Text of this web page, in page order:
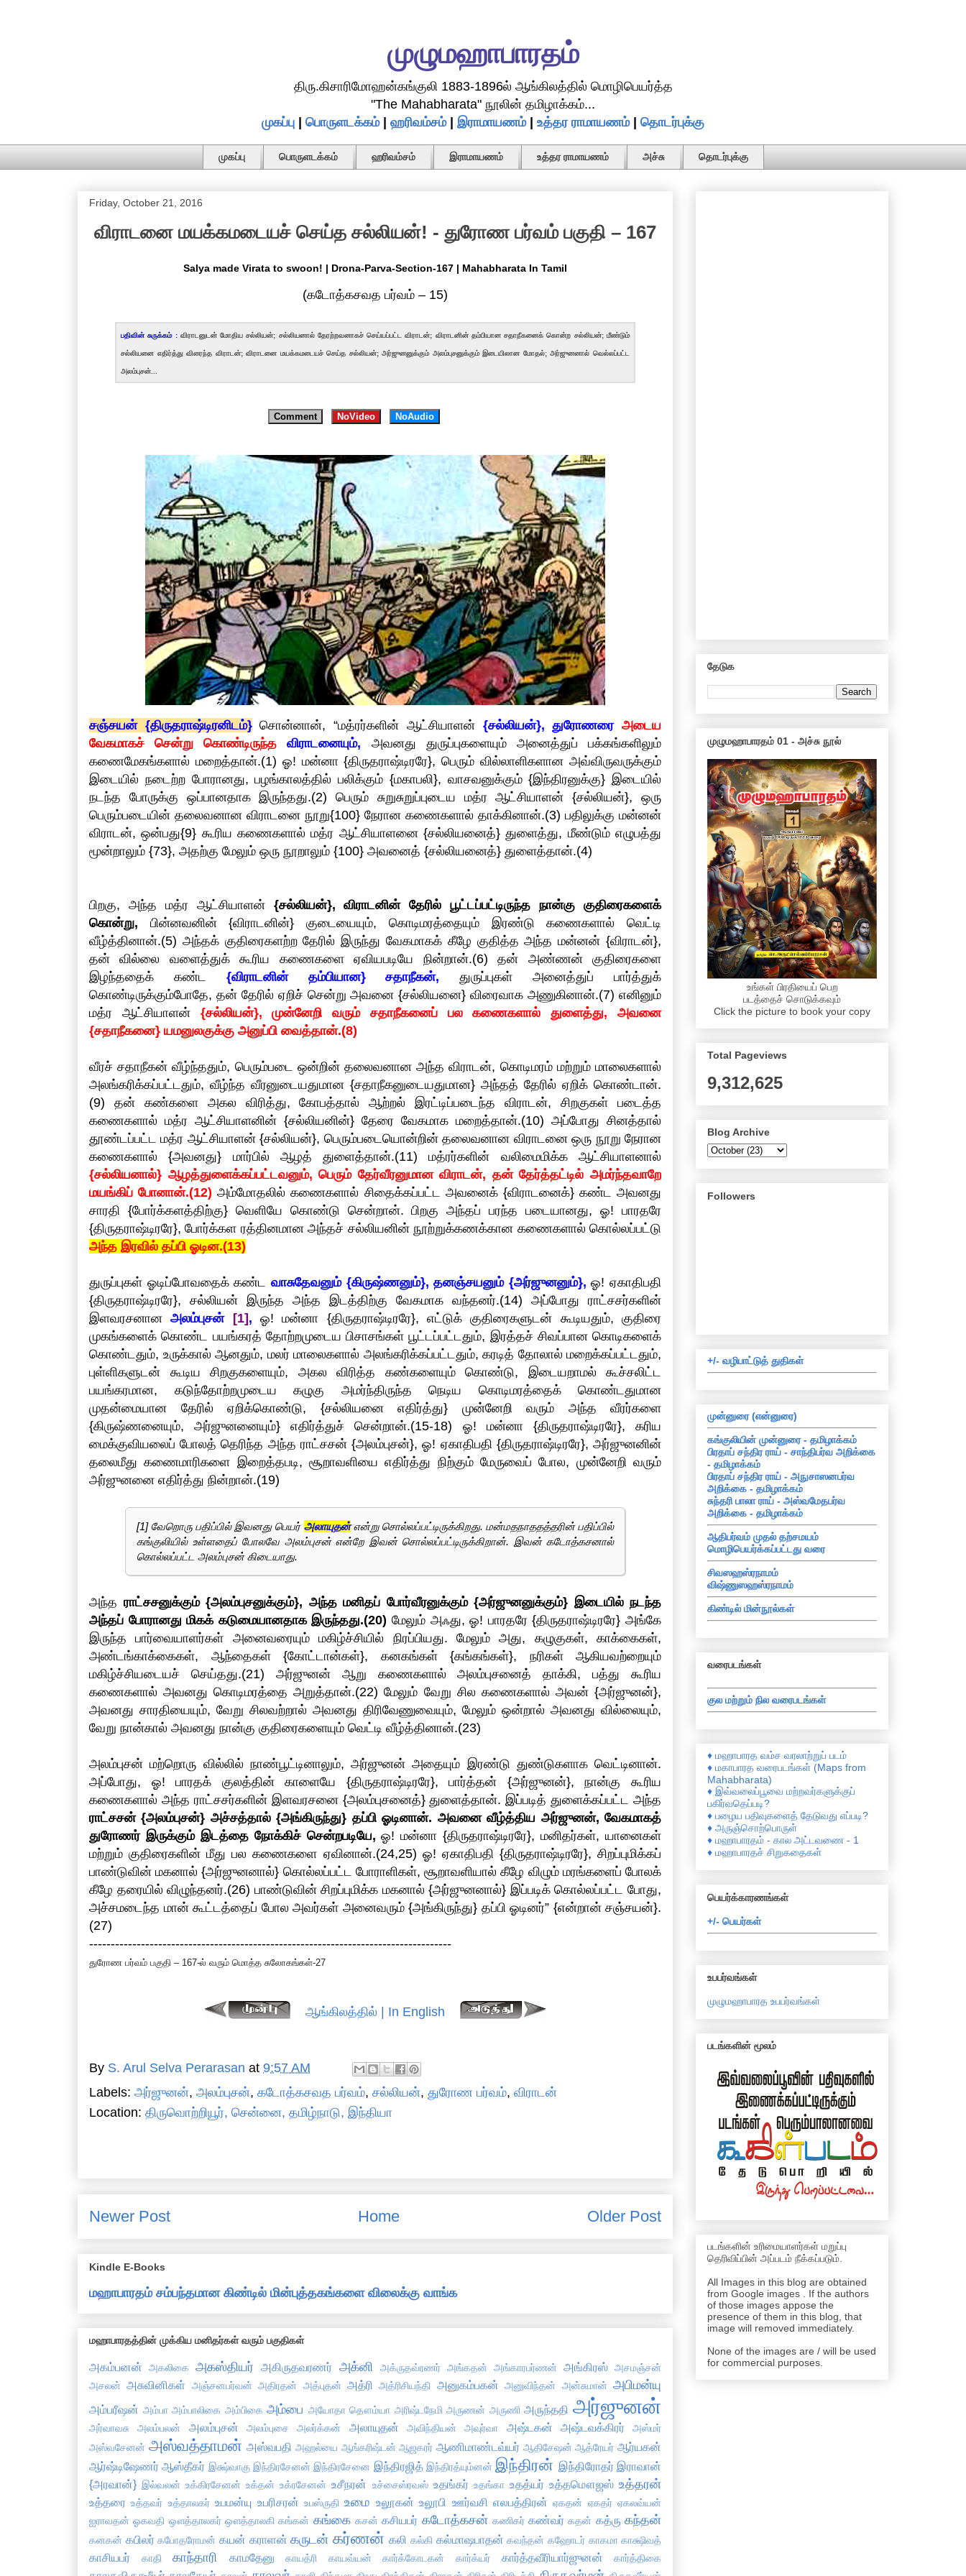
முழுமஹாபாரதம்
திரு.கிசாரிமோஹன்கங்குலி 1883-1896ல் ஆங்கிலத்தில் மொழிபெயர்த்த
"The Mahabharata" நூலின் தமிழாக்கம்...
முகப்பு
பொருளடக்கம்| ஹரிவம்சம்| இராமாயணம்| உத்தர ராமாயணம்| தொடர்புக்கு
முகப்பு பொருளடக்கம் ஹரிவம்சம் இராமாயணம் உத்தர ராமாயணம் அச்சு தொடர்புக்கு
Friday, October 21, 2016
விராடனை மயக்கமடையச் செய்த சல்லியன்! - துரோண பர்வம் பகுதி – 167
Salya made Virata to swoon! | Drona-Parva-Section-167 | Mahabharata In Tamil
(கடோத்கசவத பர்வம் – 15)
பதிவின் சுருக்கம் :விராடனுடன் மோதிய சல்லியன்; சல்லியனால் தேரற்றவனாகச் செய்யப்பட்ட விராடன்; விராடனின் தம்பியான சதாநீகனைக் கொன்ற சல்லியன்; மீண்டும்
சல்லியனை எதிர்த்து விரைந்த விராடன்; விராடனை மயக்கமடையச் செய்த சல்லியன்; அர்ஜுனனுக்கும் அலம்புசனுக்கும் இடையிலான மோதல்; அர்ஜுனனால் வெல்லப்பட்ட
அலம்புசன்...
Comment NoVideo NoAudio
சஞ்சயன் {திருதராஷ்டிரனிடம்}சொன்னான், “மத்ரர்களின் ஆட்சியாளன் {சல்லியன்}, துரோணரை அடைய
வேகமாகச் சென்று கொண்டிருந்தவிராடனையும், அவனது துருப்புகளையும் அனைத்துப் பக்கங்களிலும்
கணைமேகங்களால் மறைத்தான்.(1) ஓ! மன்னா {திருதராஷ்டிரரே}, பெரும் வில்லாளிகளான அவ்விருவருக்கும்
இடையில் நடைற்ற போரானது, பழங்காலத்தில் பலிக்கும் {மகாபலி}, வாசவனுக்கும் {இந்திரனுக்கு} இடையில்
நடந்த போருக்கு ஒப்பானதாக இருந்தது.(2) பெரும் சுறுசுறுப்புடைய மத்ர ஆட்சியாளன் {சல்லியன்}, ஒரு
பெரும்படையின் தலைவனான விராடனை நூறு{100} நேரான கணைகளால் தாக்கினான்.(3) பதிலுக்கு மன்னன்
விராடன், ஒன்பது{9} கூரிய கணைகளால் மத்ர ஆட்சியாளனை {சல்லியனைத்} துளைத்து, மீண்டும் எழுபத்து
மூன்றாலும் {73}, அதற்கு மேலும் ஒரு நூறாலும் {100} அவனைத் {சல்லியனைத்} துளைத்தான்.(4)
பிறகு, அந்த மத்ர ஆட்சியாளன் {சல்லியன்}, விராடனின் தேரில் பூட்டப்பட்டிருந்த நான்கு குதிரைகளைக்
கொன்று, பின்னவனின் {விராடனின்} குடையையும், கொடிமரத்தையும் இரண்டு கணைகளால் வெட்டி
வீழ்த்தினான்.(5) அந்தக் குதிரைகளற்ற தேரில் இருந்து வேகமாகக் கீழே குதித்த அந்த மன்னன் {விராடன்},
தன் வில்லை வளைத்துக் கூரிய கணைகளை ஏவியபடியே நின்றான்.(6) தன் அண்ணன் குதிரைகளை
இழந்ததைக் கண்ட {விராடனின் தம்பியான} சதாநீகன், துருப்புகள் அனைத்துப் பார்த்துக்
கொண்டிருக்கும்போதே, தன் தேரில் ஏறிச் சென்று அவனை {சல்லியனை} விரைவாக அணுகினான்.(7) எனினும்
மத்ர ஆட்சியாளன் {சல்லியன்}, முன்னேறி வரும் சதாநீகனைப் பல கணைகளால் துளைத்து, அவனை
{சதாநீகனை} யமனுலகுக்கு அனுப்பி வைத்தான்.(8)
வீரச் சதாநீகன் வீழ்ந்ததும், பெரும்படை ஒன்றின் தலைவனான அந்த விராடன், கொடிமரம் மற்றும் மாலைகளால்
அலங்கரிக்கப்பட்டதும், வீழ்ந்த வீரனுடையதுமான {சதாநீகனுடையதுமான} அந்தத் தேரில் ஏறிக் கொண்டான்.
(9) தன் கண்களை அகல விரித்து, கோபத்தால் ஆற்றல் இரட்டிப்படைந்த விராடன், சிறகுகள் படைத்த
கணைகளால் மத்ர ஆட்சியாளனின் {சல்லியனின்} தேரை வேகமாக மறைத்தான்.(10) அப்போது சினத்தால்
தூண்டப்பட்ட மத்ர ஆட்சியாளன் {சல்லியன்}, பெரும்படையொன்றின் தலைவனான விராடனை ஒரு நூறு நேரான
கணைகளால் {அவனது} மார்பில் ஆழத் துளைத்தான்.(11) மத்ரர்களின் வலிமைமிக்க ஆட்சியாளனால்
{சல்லியனால்} ஆழத்துளைக்கப்பட்டவனும், பெரும் தேர்வீரனுமான விராடன், தன் தேர்த்தட்டில் அமர்ந்தவாறே
மயங்கிப் போனான்.(12) அம்மோதலில் கணைகளால் சிதைக்கப்பட்ட அவனைக் {விராடனைக்} கண்ட அவனது
சாரதி {போர்க்களத்திற்கு} வெளியே கொண்டு சென்றான். பிறகு அந்தப் பரந்த படையானது, ஓ! பாரதரே
{திருதராஷ்டிரரே}, போர்க்கள ரத்தினமான அந்தச் சல்லியனின் நூற்றுக்கணக்கான கணைகளால் கொல்லப்பட்டு
அந்த இரவில் தப்பி ஓடின.(13)
துருப்புகள் ஓடிப்போவதைக் கண்ட வாசுதேவனும் {கிருஷ்ணனும்}, தனஞ்சயனும் {அர்ஜுனனும்}, ஓ! ஏகாதிபதி
{திருதராஷ்டிரரே}, சல்லியன் இருந்த அந்த இடத்திற்கு வேகமாக வந்தனர்.(14) அப்போது ராட்சசர்களின்
இளவரசனானஅலம்புசன் [1] , ஓ! மன்னா {திருதராஷ்டிரரே}, எட்டுக் குதிரைகளுடன் கூடியதும், குதிரை
முகங்களைக் கொண்ட பயங்கரத் தோற்றமுடைய பிசாசங்கள் பூட்டப்பட்டதும், இரத்தச் சிவப்பான கொடிகளைக்
கொண்டதும், உருக்கால் ஆனதும், மலர் மாலைகளால் அலங்கரிக்கப்பட்டதும், கரடித் தோலால் மறைக்கப்பட்டதும்,
புள்ளிகளுடன் கூடிய சிறகுகளையும், அகல விரித்த கண்களையும் கொண்டு, இடையறாமல் கூச்சலிட்ட
பயங்கரமான, கடுந்தோற்றமுடைய கழுகு அமர்ந்திருந்த நெடிய கொடிமரத்தைக் கொண்டதுமான
முதன்மையான தேரில் ஏறிக்கொண்டு, {சல்லியனை எதிர்த்து} முன்னேறி வரும் அந்த வீரர்களை
{கிருஷ்ணனையும், அர்ஜுனனையும்} எதிர்த்துச் சென்றான்.(15-18) ஓ! மன்னா {திருதராஷ்டிரரே}, கரிய
மைக்குவியலைப் போலத் தெரிந்த அந்த ராட்சசன் {அலம்புசன்}, ஓ! ஏகாதிபதி {திருதராஷ்டிரரே}, அர்ஜுனனின்
தலைமீது கணைமாரிகளை இறைத்தபடி, சூறாவளியை எதிர்த்து நிற்கும் மேருவைப் போல, முன்னேறி வரும்
அர்ஜுனனை எதிர்த்து நின்றான்.(19)
[1] வேறொரு பதிப்பில் இவனது பெயர் அலாயுதன்என்று சொல்லப்பட்டிருக்கிறது. மன்மதநாததத்தரின் பதிப்பில்
கங்குலியில் உள்ளதைப் போலவே அலம்புசன் என்றே இவன் சொல்லப்பட்டிருக்கிறான். இவன் கடோத்கசனால்
கொல்லப்பட்ட அலம்புசன் கிடையாது.
அந்த ராட்சசனுக்கும் {அலம்புசனுக்கும்}, அந்த மனிதப் போர்வீரனுக்கும் {அர்ஜுனனுக்கும்} இடையில் நடந்த
அந்தப் போரானது மிகக் கடுமையானதாக இருந்தது.(20) மேலும் அஃது, ஓ! பாரதரே {திருதராஷ்டிரரே} அங்கே
இருந்த பார்வையாளர்கள் அனைவரையும் மகிழ்ச்சியில் நிரப்பியது. மேலும் அது, கழுகுகள், காக்கைகள்,
அண்டங்காக்கைகள், ஆந்தைகள் {கோட்டான்கள்}, கனகங்கள் {கங்கங்கள்}, நரிகள் ஆகியவற்றையும்
மகிழ்ச்சியடையச் செய்தது.(21) அர்ஜுனன் ஆறு கணைகளால் அலம்புசனைத் தாக்கி, பத்து கூரிய
கணைகளால் அவனது கொடிமரத்தை அறுத்தான்.(22) மேலும் வேறு சில கணைகளால் அவன் {அர்ஜுனன்},
அவனது சாரதியையும், வேறு சிலவற்றால் அவனது திரிவேணுவையும், மேலும் ஒன்றால் அவனது வில்லையும்,
வேறு நான்கால் அவனது நான்கு குதிரைகளையும் வெட்டி வீழ்த்தினான்.(23)
அலம்புசன் மற்றொரு வில்லில் நாண்பூட்டினாலும், அர்ஜுனன் அதையும் இரண்டு துண்டுகளாக வெட்டினான்.
அப்போது, ஓ! பாரதக் குலத்தின் காளையே {திருதராஷ்டிரரே}, பார்த்தன் {அர்ஜுனன்}, நான்கு கூரிய
கணைகளால் அந்த ராட்சசர்களின் இளவரசனை {அலம்புசனைத்} துளைத்தான். இப்படித் துளைக்கப்பட்ட அந்த
ராட்சசன் {அலம்புசன்} அச்சத்தால் {அங்கிருந்து} தப்பி ஓடினான். அவனை வீழ்த்திய அர்ஜுனன், வேகமாகத்
துரோணர் இருக்கும் இடத்தை நோக்கிச் சென்றபடியே, ஓ! மன்னா {திருதராஷ்டிரரே}, மனிதர்கள், யானைகள்
மற்றும் குதிரைகளின் மீது பல கணைகளை ஏவினான்.(24,25) ஓ! ஏகாதிபதி {திருதராஷ்டிரரே}, சிறப்புமிக்கப்
பாண்டுவின் மகனால் {அர்ஜுனனால்} கொல்லப்பட்ட போராளிகள், சூறாவளியால் கீழே விழும் மரங்களைப் போலக்
கீழே தரையில் விழுந்தனர்.(26) பாண்டுவின் சிறப்புமிக்க மகனால் {அர்ஜுனனால்} இப்படிக் கொல்லப்பட்ட போது,
அச்சமடைந்த மான் கூட்டத்தைப் போல அவர்கள் அனைவரும் {அங்கிருந்து} தப்பி ஓடினர்” {என்றான் சஞ்சயன்}.
(27)
------------------------------------------------------------------------------------
துரோண பர்வம் பகுதி – 167-ல் வரும் மொத்த சுலோகங்கள்-27
ஆங்கிலத்தில் | In English
By S. Arul Selva Perarasan at 9:57 AM
Labels: அர்ஜுனன், அலம்புசன், கடோத்கசவத பர்வம், சல்லியன், துரோண பர்வம், விராடன்
Location: திருவொற்றியூர், சென்னை, தமிழ்நாடு, இந்தியா
Newer Post Older Post
Home
Kindle E-Books
மஹாபாரதம் சம்பந்தமான கிண்டில் மின்புத்தகங்களை விலைக்கு வாங்க
மஹாபாரதத்தின் முக்கிய மனிதர்கள் வரும் பகுதிகள்
அகம்பனன் அகலிகை அகஸ்தியர் அகிருதவரணர் அக்னி அக்ருதவ்ரணர் அங்கதன் அங்காரபர்ணன் அங்கிரஸ் அசமஞ்சன்
அசலன் அசுவினிகள் அஞ்சனபர்வன் அதிரதன் அத்புதன் அத்ரி அத்ரிசியந்தி அனுகம்பகன் அனுவிந்தன் அன்சுமான் அபிமன்யு
அம்பரீஷன் அம்பா அம்பாலிகை அம்பிகை அம்பை அயோதா தௌம்யா அரிஷ்டநேமி அருணன் அருணி அருந்ததி அர்ஜுனன்
அர்வாவசு அலம்பலன் அலம்புசன் அலம்புசை அலர்க்கன் அலாயுதன் அவிந்தியன் அவுர்வா அஷ்டகன் அஷ்டவக்கிரர்
அஸ்மர்
அஸ்வசேனன் அஸ்வத்தாமன் அஸ்வபதி அஹல்யை ஆங்கரிஷ்டன் ஆஜகரர் ஆணிமாண்டவ்யர் ஆதிசேஷன் ஆத்ரேயர் ஆர்யகன்
ஆர்ஷ்டிஷேணர் ஆஸ்தீகர் இக்ஷ்வாகு இந்திரசேனன் இந்திரசேனை இந்திரஜித் இந்திரத்யும்னன் இந்திரன் இந்திரோதர் இராவான்
{அரவான்} இல்வலன் உக்கிரசேனன் உக்தன் உக்ரசேனன் உசீநரன் உச்சைஸ்ரவஸ் உதங்கர் உதங்கா உதத்யர் உத்தமௌஜஸ் உத்தரன்
உத்தரை உத்தவர் உத்தாலகர் உபமன்யு உபரிசரன் உபஸ்ருதி உமை உலூகன் உலூபி ஊர்வசி எலபத்திரன் ஏகதன் ஏகதர் ஏகலவ்யன்
ஐராவதன் ஓகவதி ஔத்தாலகர் ஔத்தாலகி கங்கன் கங்கை கசன் கசியபர் கடோத்கசன் கணிகர் கண்வர் கதன் கத்ரு கந்தன்
கனகன் கபிலர் கபோதரோமன் கயன் கராளன் கருடன் கர்ணன் கலி கல்கி கல்மாஷபாதன் கவந்தன் கஹோடர் காகமா காக்ஷிவத்
காசியபர் காதி காந்தாரி காமதேனு காயத்ரி காயவ்யன் கார்க்கோடகன் கார்க்யர் கார்த்தவீரியார்ஜுனன் கார்த்திகை
தேடுக
முழுமஹாபாரதம் 01 - அச்சு நூல்
உங்கள் பிரதியைப் பெற
படத்தைச் சொடுக்கவும்
Click the picture to book your copy
Total Pageviews
9,312,625
Blog Archive
Followers
+/- வழிபாட்டுத் துதிகள்
முன்னுரை (என்னுரை)
கங்குலியின் முன்னுரை - தமிழாக்கம்
பிரதாப் சந்திர ராய் - சாந்திபர்வ அறிக்கை
- தமிழாக்கம்
பிரதாப் சந்திர ராய் - அநுசாஸனபர்வ
அறிக்கை - தமிழாக்கம்
சுந்தரி பாலா ராய் - அஸ்வமேதபர்வ
அறிக்கை - தமிழாக்கம்
ஆதிபர்வம் முதல் தற்சமயம்
மொழிபெயர்க்கப்பட்டது வரை
சிவஸஹஸ்ரநாமம்
விஷ்ணுஸஹஸ்ரநாமம்
கிண்டில் மின்நூல்கள்
வரைபடங்கள்
குல மற்றும் நில வரைபடங்கள்
♦ மஹாபாரத வம்ச வரலாற்றுப் படம்
♦ மகாபாரத வரைபடங்கள் (Maps from
Mahabharata)
♦ இவ்வலைப்பூவை மற்றவர்களுக்குப்
பகிர்வதெப்படி?
♦ பழைய பதிவுகளைத் தேடுவது எப்படி?
♦ அருஞ்சொற்பொருள்
♦ மஹாபாரதம் - கால அட்டவணை - 1
♦ மஹாபாரதச் சிறுகதைகள்
பெயர்க்காரணங்கள்
+/- பெயர்கள்
உபபர்வங்கள்
முழுமஹாபாரத உபபர்வங்கள்
படங்களின் மூலம்
படங்களின் உரிமையாளர்கள் மறுப்பு
தெரிவிப்பின் அப்படம் நீக்கப்படும்.
All Images in this blog are obtained
from Google images . If the authors
of those images appose the
presence of them in this blog, that
image will removed immediately.
None of the images are / will be used
for commercial purposes.